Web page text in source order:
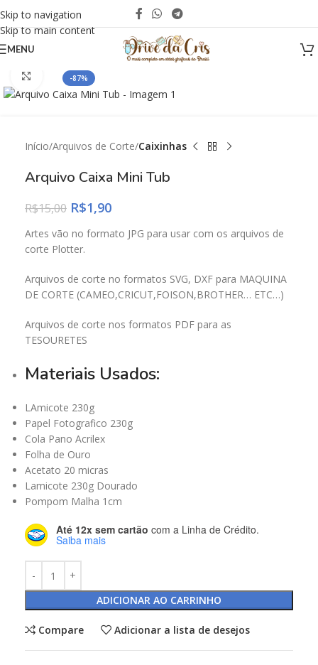
Skip to navigation
Skip to main content
MENU
-87%
Click to enlarge
Início Arquivos de Corte Caixinhas
Arquivo Caixa Mini Tub
R$15,00 R$1,90
Artes vão no formato JPG para usar com os arquivos de
corte Plotter.
Arquivos de corte no formatos SVG, DXF para MAQUINA
DE CORTE (CAMEO,CRICUT,FOISON,BROTHER… ETC…)
Arquivos de corte nos formatos PDF para as
TESOURETES
Materiais Usados:
LAmicote 230g
Papel Fotografico 230g
Cola Pano Acrilex
Folha de Ouro
Acetato 20 micras
Lamicote 230g Dourado
Pompom Malha 1cm
Até 12x sem cartão com a Linha de Crédito.
Saiba mais
ADICIONAR AO CARRINHO
Compare Adicionar a lista de desejos